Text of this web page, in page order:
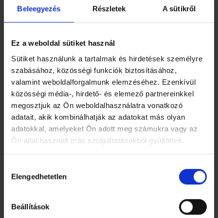
Beleegyezés Részletek A sütikről
Ez a weboldal sütiket használ
Sütiket használunk a tartalmak és hirdetések személyre
szabásához, közösségi funkciók biztosításához,
valamint weboldalforgalmunk elemzéséhez. Ezenkívül
közösségi média-, hirdető- és elemező partnereinkkel
megosztjuk az Ön weboldalhasználatra vonatkozó
adatait, akik kombinálhatják az adatokat más olyan
adatokkal, amelyeket Ön adott meg számukra vagy az
Ön által használt más szolgáltatásokból gyűjtöttek.
kiválasztása
Elengedhetetlen
Beállítások
hosszú nap után, kényelmes ágyakkal és stílusos
bútorokkal. A fürdőszoba külön helyiségben
szolgálva.
3. Tömegközlekedés és Elérhetőség:
Ideális Megközelíthetőség:A társasház
gépkocsival is jól megközelíthető, a parkolást
tágas teremgarázs biztosítja. A lakások kiváló
tömegközlekedési kapcsolattal rendelkeznek:
mindössze 5 perces séta a M3-as metró, az 1-es
villamos, a 9-es, 26-os, 32-es, 34-es, 106-os, és
115-ös buszok megállói.
Szolgáltatások,